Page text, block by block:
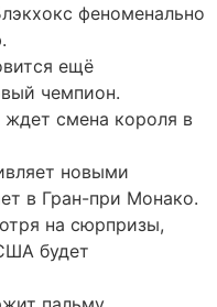
феноменально
ещё
чемпион.
ждет смена короля в
новыми
в Гран-при Монако.
на сюрпризы,
будет